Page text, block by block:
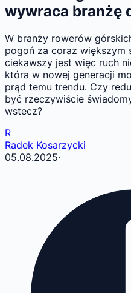
wywraca branżę
W branży rowerów
pogoń za coraz większym
ciekawszy jest więc ruch
która w nowej generacji
prąd temu trendu. Czy
być rzeczywiście
wstecz?
R
Radek Kosarzycki
05.08.2025·